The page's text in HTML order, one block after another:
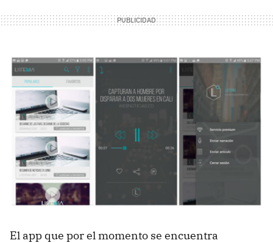
El app que por el momento se encuentra